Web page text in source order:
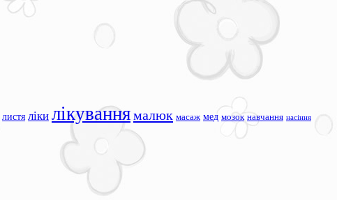
листя ліки лікуваннямалюк масаж мед мозок навчання насіння